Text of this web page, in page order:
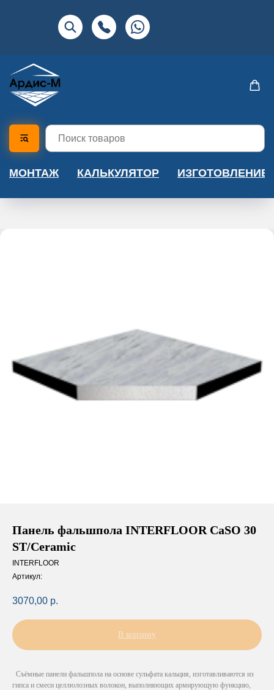
МОНТАЖ КАЛЬКУЛЯТОР ИЗГОТОВЛЕНИЕ
Панель фальшпола INTERFLOOR CaSO 30
ST/Ceramic
INTERFLOOR
Артикул:
3070,00 р.
В корзину
Съёмные панели фальшпола на основе сульфата кальция, изготавливаются из
гипса и смеси целлюлозных волокон, выполняющих армирующую функцию,